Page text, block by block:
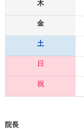
木
金
土
日
祝
院長